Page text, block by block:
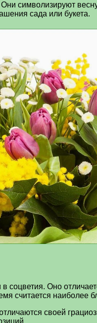
символизируют
сада или букета.
Оно
считается наиболее
своей